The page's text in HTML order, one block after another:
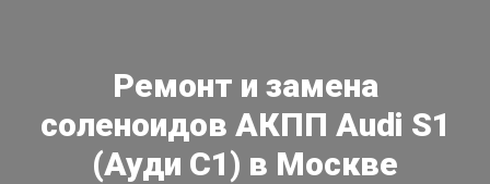
Ремонт и замена
соленоидов АКПП Audi S1
(Ауди С1) в Москве